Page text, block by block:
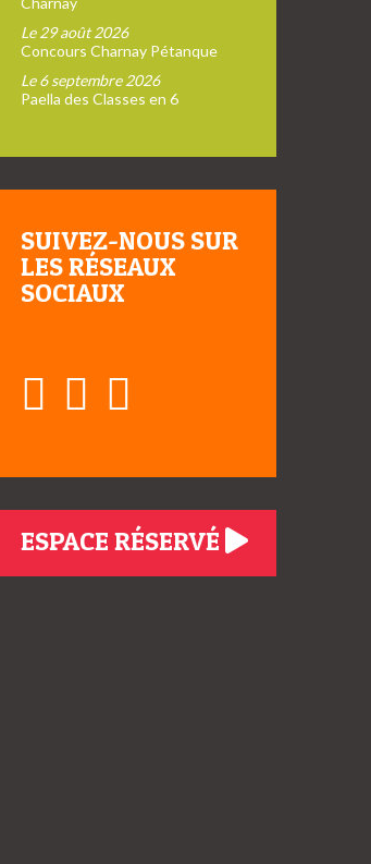
Le 29 août 2026
Concours Charnay Pétanque
Le 6 septembre 2026
Paella des Classes en 6
SUIVEZ-NOUS SUR
LES RÉSEAUX
SOCIAUX
ESPACE RÉSERVÉ